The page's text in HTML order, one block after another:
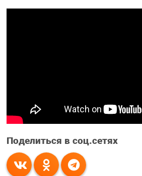
Поделиться в соц.сетях